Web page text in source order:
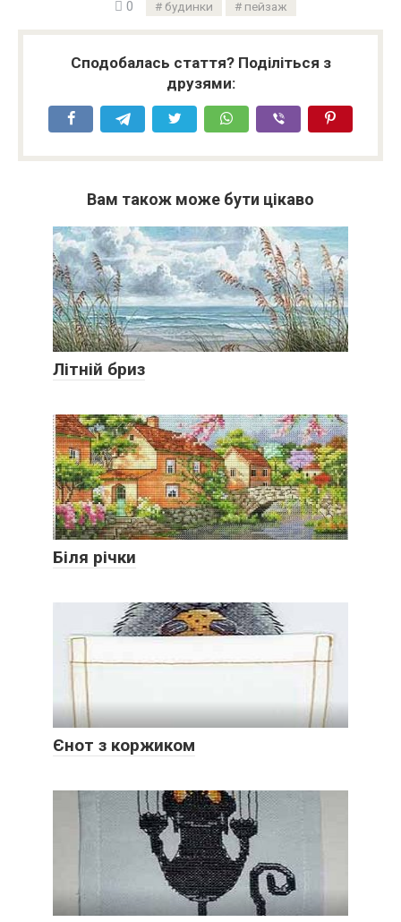
0
будинки пейзаж
Сподобалась стаття? Поділіться з
друзями:
Вам також може бути цікаво
Літній бриз
Біля річки
Єнот з коржиком